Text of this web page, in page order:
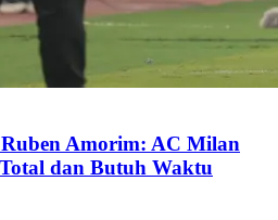
Amorim: AC Milan
dan Butuh Waktu